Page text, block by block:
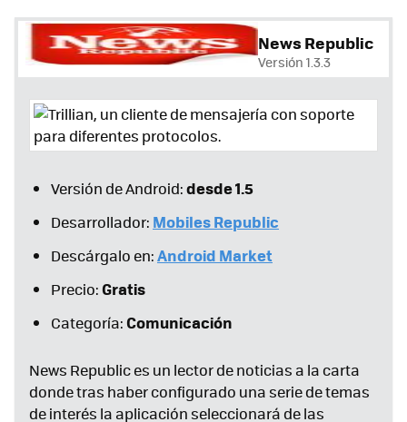
News Republic
Versión 1.3.3
Versión de Android:desde 1.5
Desarrollador: Mobiles Republic
Descárgalo en:Android Market
Precio:Gratis
Categoría:Comunicación
News Republic es un lector de noticias a la carta
donde tras haber configurado una serie de temas
de interés la aplicación seleccionará de las